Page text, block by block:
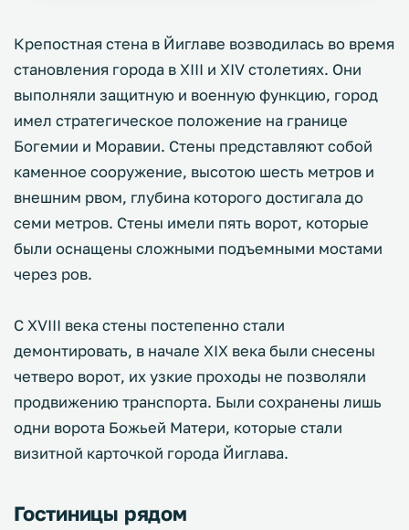
Крепостная стена в Йиглаве возводилась во время
становления города в XIII и XIV столетиях. Они
выполняли защитную и военную функцию, город
имел стратегическое положение на границе
Богемии и Моравии. Стены представляют собой
каменное сооружение, высотою шесть метров и
внешним рвом, глубина которого достигала до
семи метров. Стены имели пять ворот, которые
были оснащены сложными подъемными мостами
через ров.
С XVIII века стены постепенно стали
демонтировать, в начале XIX века были снесены
четверо ворот, их узкие проходы не позволяли
продвижению транспорта. Были сохранены лишь
одни ворота Божьей Матери, которые стали
визитной карточкой города Йиглава.
Гостиницы рядом